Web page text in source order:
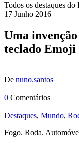
Todos os destaques
17 Junho 2016
Uma
teclado
|
De nuno.santos
|
0 Comentários
|
Destaques, Mundo,
Fogo. Roda.